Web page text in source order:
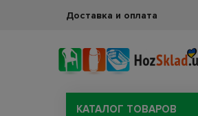
Доставка и оплата
КАТАЛОГ ТОВАРОВ